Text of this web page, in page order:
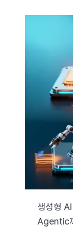
생성형
Agentic